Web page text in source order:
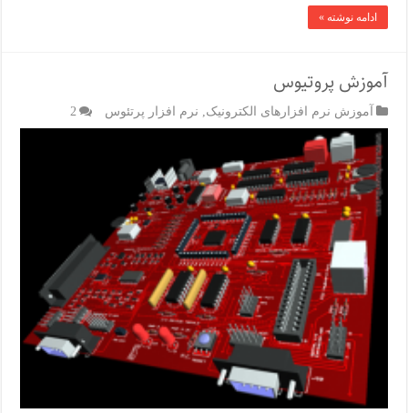
ادامه نوشته »
آموزش پروتیوس
آموزش نرم افزارهای الکترونیک نرم افزار پرتئوس 2